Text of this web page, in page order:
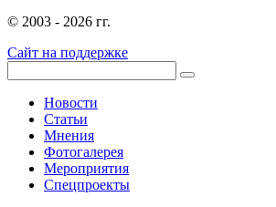
© 2003 - 2026 гг.
Сайт на поддержке
Новости
Статьи
Мнения
Фотогалерея
Мероприятия
Спецпроекты